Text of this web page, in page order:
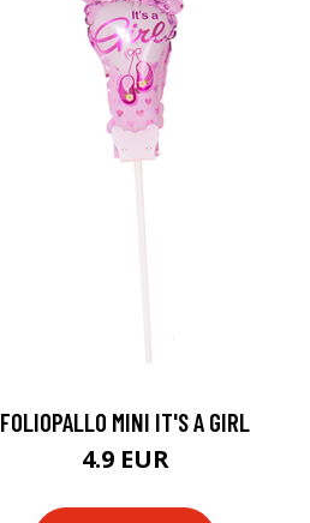
FOLIOPALLO MINI IT'S A GIRL
4.9 EUR